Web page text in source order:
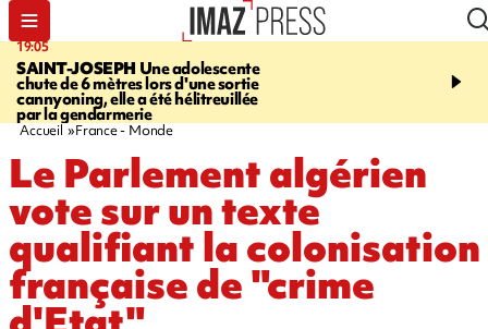
19:05
SAINT-JOSEPH Une adolescente
chute de 6 mètres lors d'une sortie
cannyoning, elle a été hélitreuillée
par la gendarmerie
20:44
rouée de coups,
Accueil France - Monde
Le Parlement algérien
vote sur un texte
qualifiant la colonisation
française de "crime